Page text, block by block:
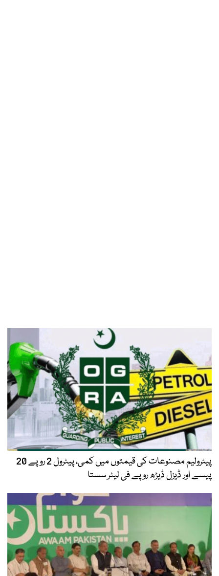
پیٹرولیم مصنوعات کی قیمتوں میں کمی، پیٹرول 2 روپے 20
پیسے اور ڈیزل ڈیڑھ روپے فی لیٹر سستا